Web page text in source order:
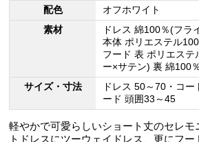
配色
オフホワイト
素材
ドレス 綿100％(フラ
本体 ポリエステル
フード 表 ポリエステ
ー×サテン) 裏 綿100％
サイズ・寸法
ドレス 50～70・コ
ード 頭囲33～45
軽やかで可愛らしいショート丈のセレモ
トドレスにツーウェイドレス、更にフ